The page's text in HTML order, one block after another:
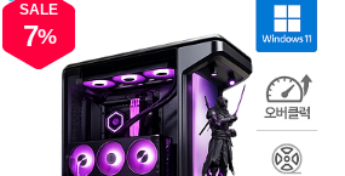
SALE
7%